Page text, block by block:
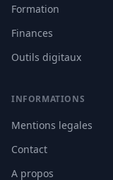
Formation
Finances
Outils digitaux
INFORMATIONS
Mentions legales
Contact
A propos